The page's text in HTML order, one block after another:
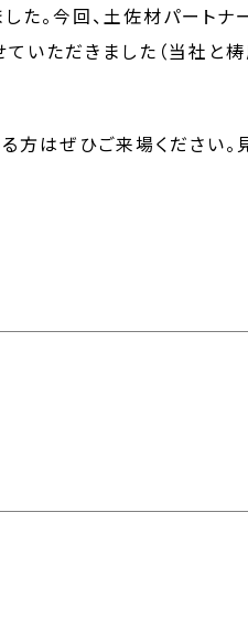
。今回、土佐材パートナ
ていただきました（当社と
方はぜひご来場ください